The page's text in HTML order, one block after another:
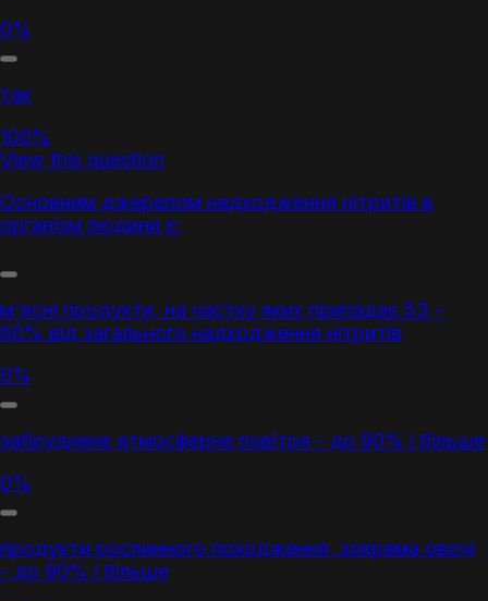
0%
так
100%
View this question
Основним джерелом надходження нітритів в
організм людини є:
м'ясні продукти, на частку яких припадає 53 -
60% від загального надходження нітритів
0%
забруднене атмосферне повітря - до 90% і більше
0%
продукти рослинного походження, зокрема овочі
- до 90% і більше